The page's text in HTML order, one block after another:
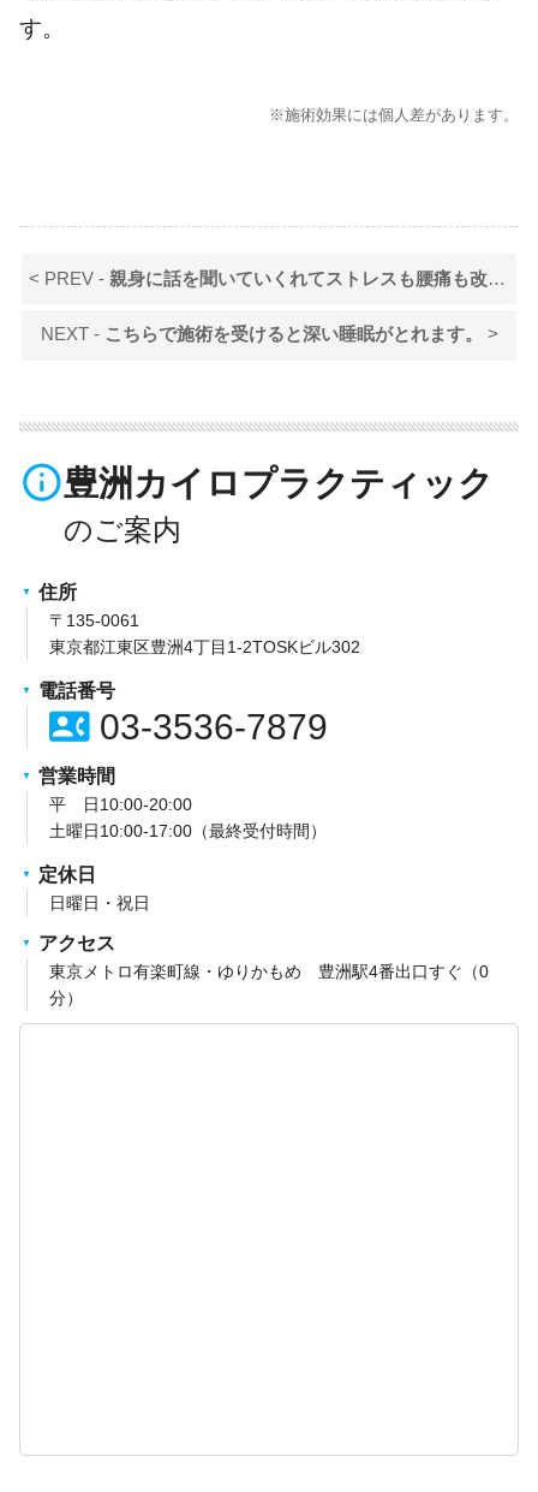
す。
※施術効果には個人差があります。
< PREV - 親身に話を聞いていくれてストレスも腰痛も改善しました！
NEXT - こちらで施術を受けると深い睡眠がとれます。 >
info_outline豊洲カイロプラクティック
住所
〒135-0061
東京都江東区豊洲4丁目1-2TOSKビル302
電話番号
contact_phone03-3536-7879
営業時間
平 日10:00-20:00
土曜日10:00-17:00（最終受付時間）
定休日
日曜日・祝日
アクセス
東京メトロ有楽町線・ゆりかもめ 豊洲駅4番出口すぐ（0
分）